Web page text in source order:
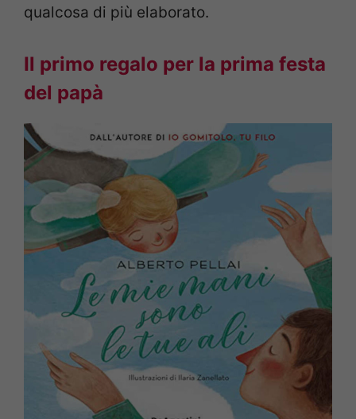
qualcosa di più elaborato.
Il primo regalo per la prima festa
del papà